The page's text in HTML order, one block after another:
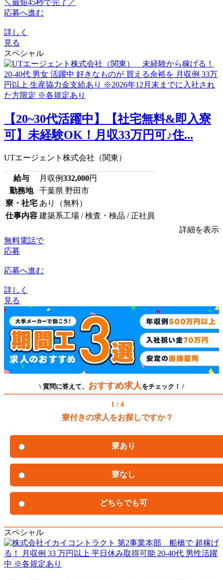
＼最短45秒で完了／
応募へ進む
詳しく
見る
スペシャル
【20~30代活躍中】【社宅無料&即入寮
可】未経験OK！月収33万円可♪住...
UTエージェント株式会社（関東）
給与 月収例332,000円
勤務地
千葉県 野田市
寮・社宅 あり（無料）
仕事内容 建築系工場 / 検査・検品 / 正社員
詳細を表示
無料電話で
応募
応募へ進む
詳しく
見る
\ 質問に答えて、 おすすめ求人 をチェック！ /
1 / 4
寮付きの求人をお探しですか？
寮あり
寮なし
どちらでも可
スペシャル